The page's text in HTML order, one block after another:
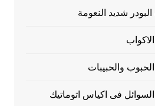
شديد النعومة
والحبيبات
فى اكياس اتوماتيك